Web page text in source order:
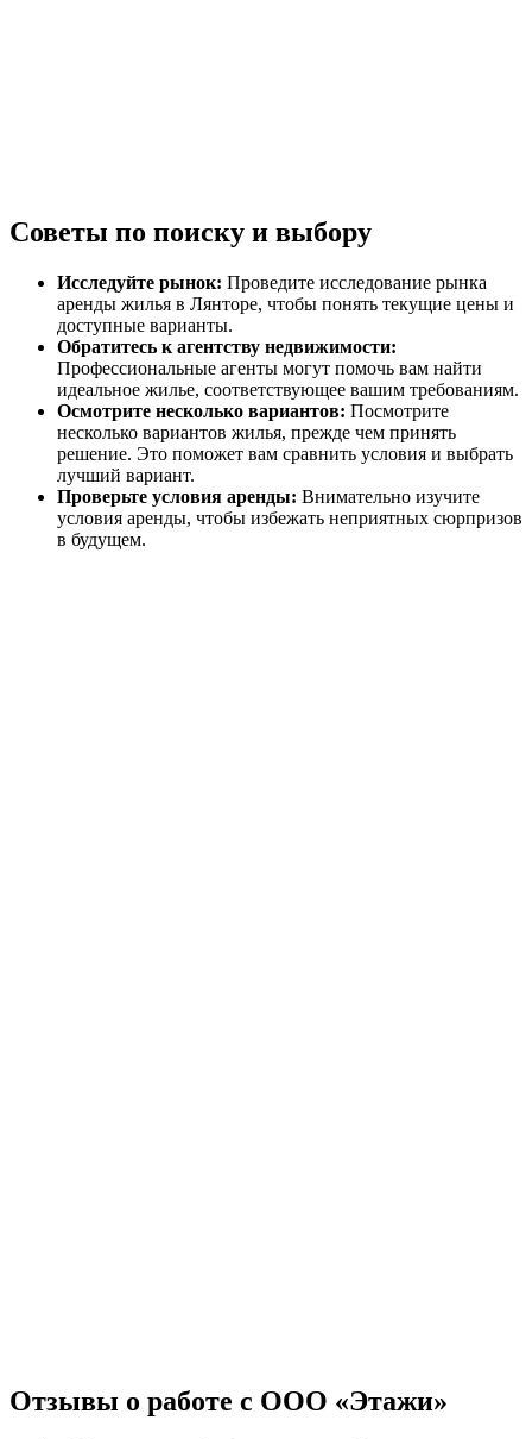
Советы по поиску и выбору
Исследуйте рынок: Проведите исследование рынка
аренды жилья в Лянторе, чтобы понять текущие цены и
доступные варианты.
Обратитесь к агентству недвижимости:
Профессиональные агенты могут помочь вам найти
идеальное жилье, соответствующее вашим требованиям.
Осмотрите несколько вариантов: Посмотрите
несколько вариантов жилья, прежде чем принять
решение. Это поможет вам сравнить условия и выбрать
лучший вариант.
Проверьте условия аренды: Внимательно изучите
условия аренды, чтобы избежать неприятных сюрпризов
в будущем.
Отзывы о работе с ООО «Этажи»